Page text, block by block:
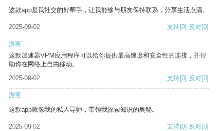
这款app是我社交的好帮手，让我能够与朋友保持联系，分享生活点滴。
2025-09-02 支持[0] 反对[0]
游客
这款加速器VPM应用程序可以给你提供最高速度和安全性的连接，并帮
助你在网络上自由移动。
2025-09-02
支持[0] 反对[0]
游客
这款app就像我的私人导师，带领我探索知识的奥秘。
2025-09-02 支持[0] 反对[0]